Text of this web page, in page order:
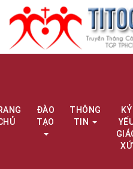
ĐÀO
TẠO
THÔNG
TIN
KỶ
XỨ